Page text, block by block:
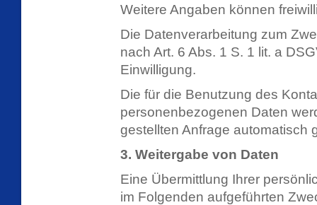
Weitere Angaben können
Die Datenverarbeitung zum
nach Art. 6 Abs. 1 S. 1 lit. a
Einwilligung.
Die für die Benutzung des
personenbezogenen Daten
gestellten Anfrage automatisch
3. Weitergabe von Daten
Eine Übermittlung Ihrer
im Folgenden aufgeführten